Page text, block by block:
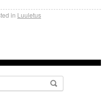
in Luuletus